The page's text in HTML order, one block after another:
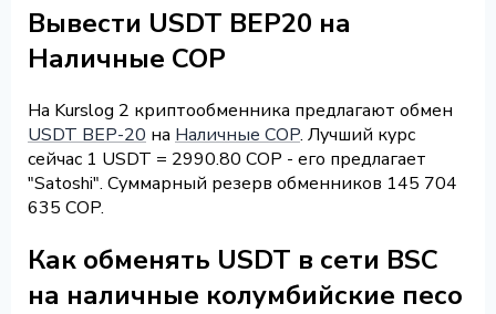
Вывести USDT BEP20 на
Наличные COP
На Kurslog 2 криптообменника предлагают обмен
USDT BEP-20 на Наличные COP. Лучший курс
сейчас 1 USDT = 2990.80 COP - его предлагает
"Satoshi". Суммарный резерв обменников 145 704
635 COP.
Как обменять USDT в сети BSC
на наличные колумбийские песо